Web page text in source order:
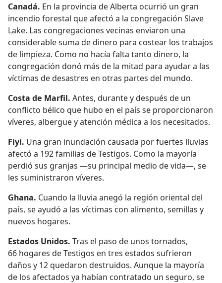
Canadá. En la provincia de Alberta ocurrió un gran
incendio forestal que afectó a la congregación Slave
Lake. Las congregaciones vecinas enviaron una
considerable suma de dinero para costear los trabajos
de limpieza. Como no hacía falta tanto dinero, la
congregación donó más de la mitad para ayudar a las
víctimas de desastres en otras partes del mundo.
Costa de Marfil. Antes, durante y después de un
conflicto bélico que hubo en el país se proporcionaron
víveres, albergue y atención médica a los necesitados.
Fiyi. Una gran inundación causada por fuertes lluvias
afectó a 192 familias de Testigos. Como la mayoría
perdió sus granjas —su principal medio de vida—, se
les suministraron víveres.
Ghana. Cuando la lluvia anegó la región oriental del
país, se ayudó a las víctimas con alimento, semillas y
nuevos hogares.
Estados Unidos. Tras el paso de unos tornados,
66 hogares de Testigos en tres estados sufrieron
daños y 12 quedaron destruidos. Aunque la mayoría
de los afectados ya habían contratado un seguro, se